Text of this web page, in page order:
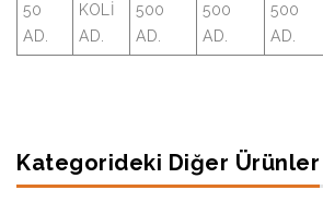
50
AD.
KOLİ
AD.
500
AD.
500
AD.
500
AD.
Kategorideki Diğer Ürünler